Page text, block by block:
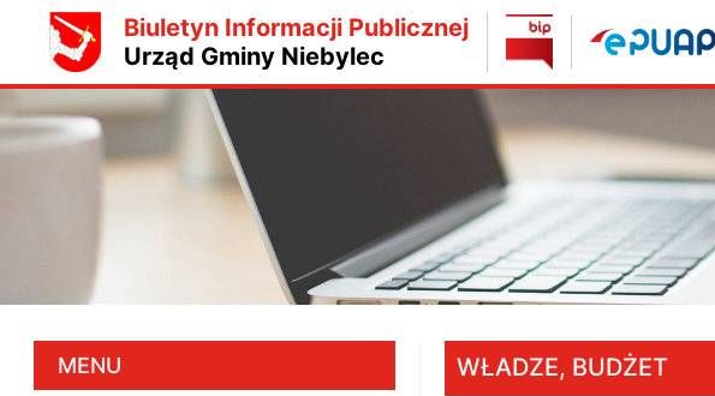
Biuletyn Informacji Publicznej
Urząd Gminy Niebylec
MENU WŁADZE, BUDŻET